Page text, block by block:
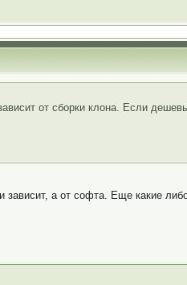
от сборки клона. Если
зависит, а от софта. Еще какие